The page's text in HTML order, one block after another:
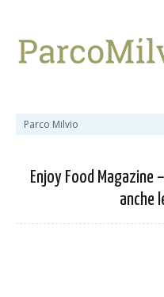
Parco Milvio
Enjoy Food
anche